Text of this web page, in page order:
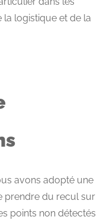
logistique et de la
avons adopté une
prendre du recul sur
points non détectés